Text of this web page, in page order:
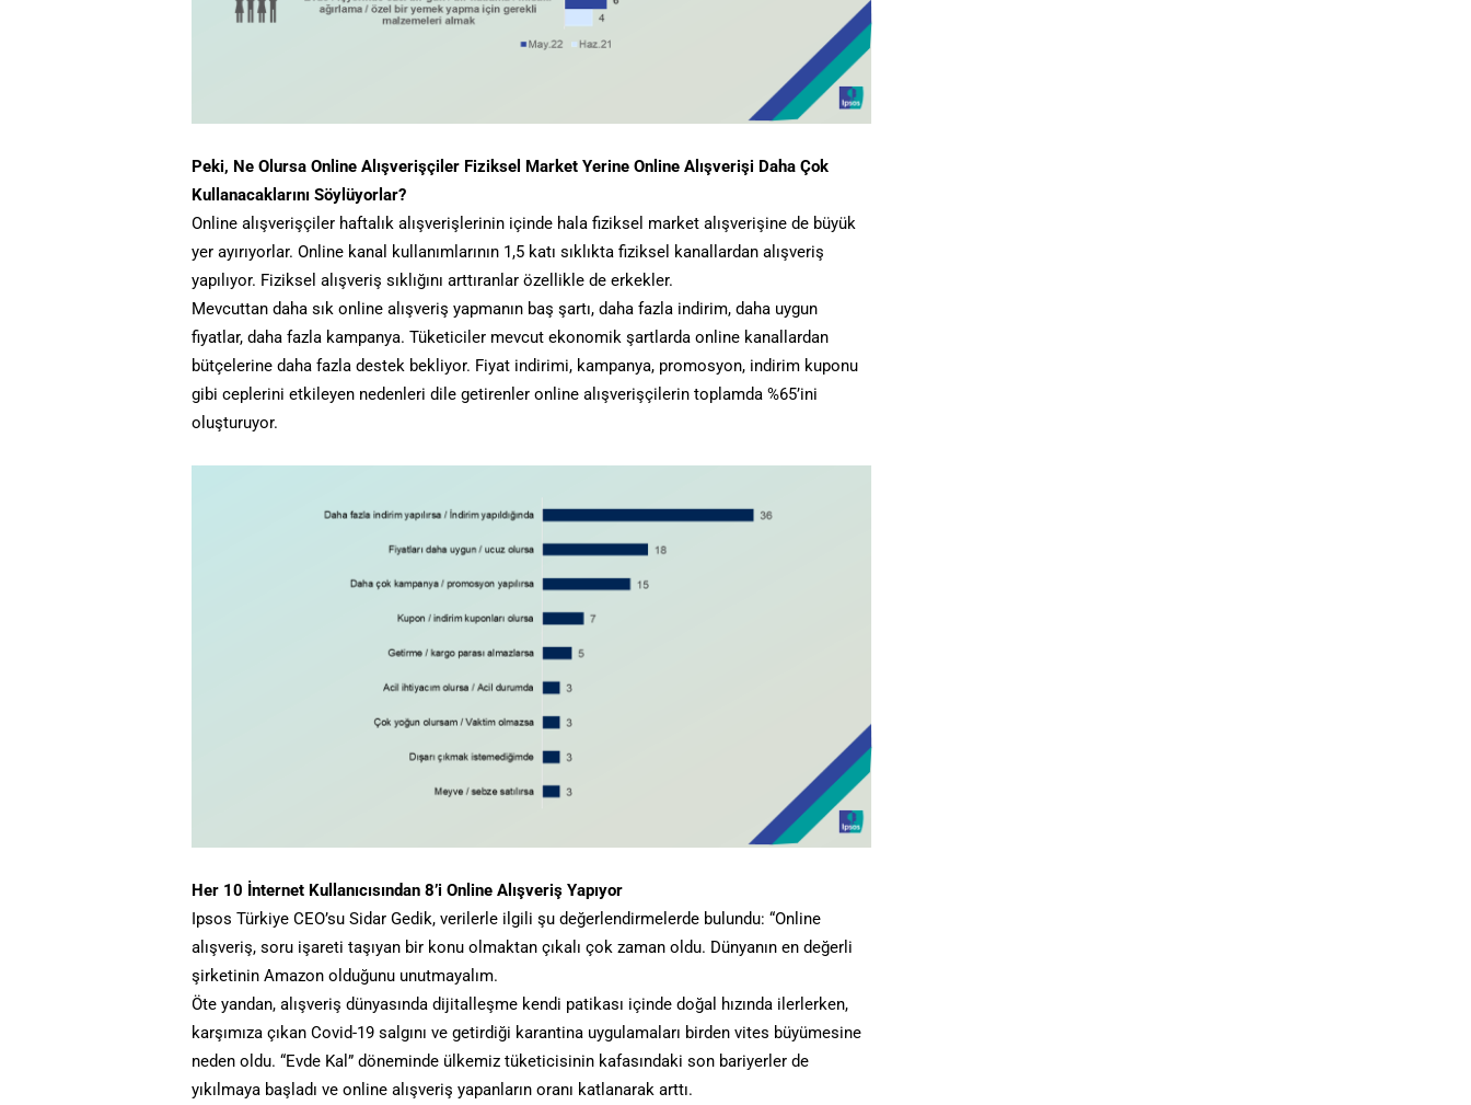
Peki, Ne Olursa Online Alışverişçiler Fiziksel Market Yerine Online Alışverişi Daha Çok
Kullanacaklarını Söylüyorlar?
Online alışverişçiler haftalık alışverişlerinin içinde hala fiziksel market alışverişine de büyük
yer ayırıyorlar. Online kanal kullanımlarının 1,5 katı sıklıkta fiziksel kanallardan alışveriş
yapılıyor. Fiziksel alışveriş sıklığını arttıranlar özellikle de erkekler.
Mevcuttan daha sık online alışveriş yapmanın baş şartı, daha fazla indirim, daha uygun
fiyatlar, daha fazla kampanya. Tüketiciler mevcut ekonomik şartlarda online kanallardan
bütçelerine daha fazla destek bekliyor. Fiyat indirimi, kampanya, promosyon, indirim kuponu
gibi ceplerini etkileyen nedenleri dile getirenler online alışverişçilerin toplamda %65’ini
oluşturuyor.
Her 10 İnternet Kullanıcısından 8’i Online Alışveriş Yapıyor
Ipsos Türkiye CEO’su Sidar Gedik, verilerle ilgili şu değerlendirmelerde bulundu: “Online
alışveriş, soru işareti taşıyan bir konu olmaktan çıkalı çok zaman oldu. Dünyanın en değerli
şirketinin Amazon olduğunu unutmayalım.
Öte yandan, alışveriş dünyasında dijitalleşme kendi patikası içinde doğal hızında ilerlerken,
karşımıza çıkan Covid-19 salgını ve getirdiği karantina uygulamaları birden vites büyümesine
neden oldu. “Evde Kal” döneminde ülkemiz tüketicisinin kafasındaki son bariyerler de
yıkılmaya başladı ve online alışveriş yapanların oranı katlanarak arttı.